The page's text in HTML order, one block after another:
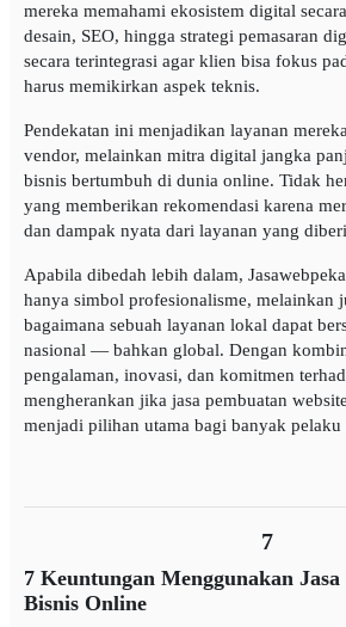
mereka memahami ekosistem digital
desain, SEO, hingga strategi pemasaran
secara terintegrasi agar klien bisa fokus
harus memikirkan aspek teknis.
Pendekatan ini menjadikan layanan
vendor, melainkan mitra digital jangka
bisnis bertumbuh di dunia online. Tidak
yang memberikan rekomendasi karena
dan dampak nyata dari layanan yang
Apabila dibedah lebih dalam,
hanya simbol profesionalisme, melainkan
bagaimana sebuah layanan lokal dapat
nasional — bahkan global. Dengan
pengalaman, inovasi, dan komitmen
mengherankan jika jasa pembuatan
menjadi pilihan utama bagi banyak pelaku
7
7 Keuntungan Menggunakan
Bisnis Online